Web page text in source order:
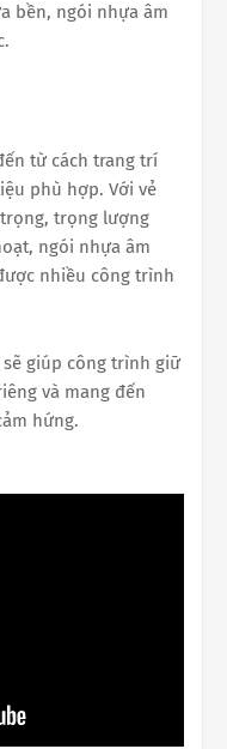
bền, ngói nhựa âm
từ cách trang trí
phù hợp. Với vẻ
trọng lượng
ngói nhựa âm
nhiều công trình
giúp công trình giữ
và mang đến
hứng.